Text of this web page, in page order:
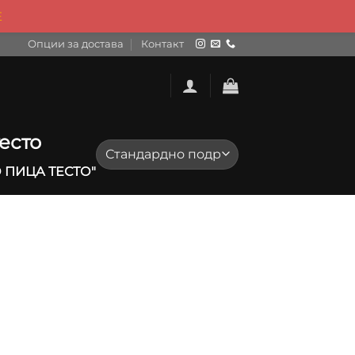
Опции за достава Контакт
ТЕСТО"